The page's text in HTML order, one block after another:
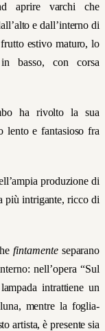
aprire varchi che
e dall’interno di
estivo maturo, lo
in basso, con corsa
ha rivolto la sua
lento e fantasioso fra
produzione di
più intrigante, ricco di
fintamenteseparano
nell’opera “Sul
intrattiene un
mentre la foglia-
artista, è presente sia